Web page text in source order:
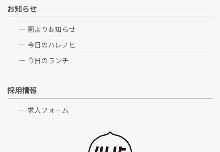
お知らせ
園よりお知らせ
今日のハレノヒ
今日のランチ
採用情報
求人フォーム